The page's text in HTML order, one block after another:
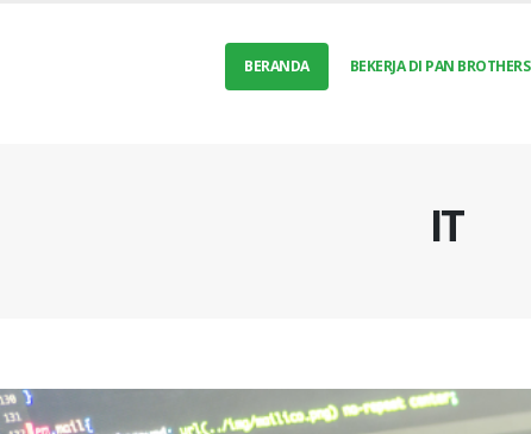
BERANDA BEKERJA DI PAN BROTHERS
IT